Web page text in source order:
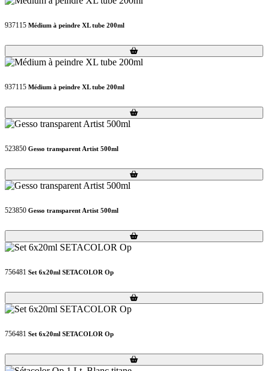
937115 Médium à peindre XL tube 200ml
Loading...
Loading...
937115 Médium à peindre XL tube 200ml
Loading...
Loading...
523850 Gesso transparent Artist 500ml
Loading...
Loading...
523850 Gesso transparent Artist 500ml
Loading...
Loading...
756481 Set 6x20ml SETACOLOR Op
Loading...
Loading...
756481 Set 6x20ml SETACOLOR Op
Loading...
Loading...